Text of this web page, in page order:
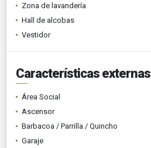
Zona de lavandería
Hall de alcobas
Vestidor
Características externas
Área Social
Ascensor
Barbacoa / Parrilla / Quincho
Garaje